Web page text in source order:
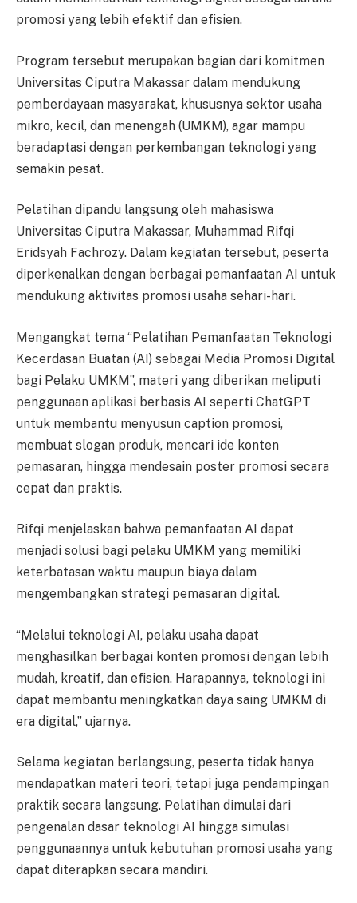
promosi yang lebih efektif dan efisien.
Program tersebut merupakan bagian dari komitmen
Universitas Ciputra Makassar dalam mendukung
pemberdayaan masyarakat, khususnya sektor usaha
mikro, kecil, dan menengah (UMKM), agar mampu
beradaptasi dengan perkembangan teknologi yang
semakin pesat.
Pelatihan dipandu langsung oleh mahasiswa
Universitas Ciputra Makassar, Muhammad Rifqi
Eridsyah Fachrozy. Dalam kegiatan tersebut, peserta
diperkenalkan dengan berbagai pemanfaatan AI untuk
mendukung aktivitas promosi usaha sehari-hari.
Mengangkat tema “Pelatihan Pemanfaatan Teknologi
Kecerdasan Buatan (AI) sebagai Media Promosi Digital
bagi Pelaku UMKM”, materi yang diberikan meliputi
penggunaan aplikasi berbasis AI seperti ChatGPT
untuk membantu menyusun caption promosi,
membuat slogan produk, mencari ide konten
pemasaran, hingga mendesain poster promosi secara
cepat dan praktis.
Rifqi menjelaskan bahwa pemanfaatan AI dapat
menjadi solusi bagi pelaku UMKM yang memiliki
keterbatasan waktu maupun biaya dalam
mengembangkan strategi pemasaran digital.
“Melalui teknologi AI, pelaku usaha dapat
menghasilkan berbagai konten promosi dengan lebih
mudah, kreatif, dan efisien. Harapannya, teknologi ini
dapat membantu meningkatkan daya saing UMKM di
era digital,” ujarnya.
Selama kegiatan berlangsung, peserta tidak hanya
mendapatkan materi teori, tetapi juga pendampingan
praktik secara langsung. Pelatihan dimulai dari
pengenalan dasar teknologi AI hingga simulasi
penggunaannya untuk kebutuhan promosi usaha yang
dapat diterapkan secara mandiri.